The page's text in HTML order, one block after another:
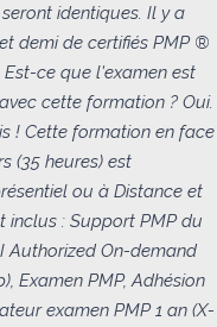
identiques. Il y a
demi de certifiés PMP ®
ce que l'examen est
cette formation ? Oui.
! Cette formation en face
(35 heures) est
ou à Distance et
inclus : Support PMP du
Authorized On-demand
Examen PMP, Adhésion
examen PMP 1 an (X-